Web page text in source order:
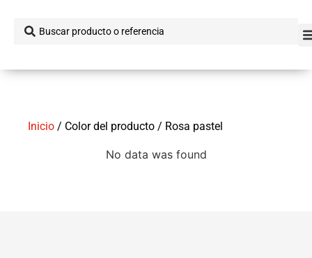
Inicio / Color del producto / Rosa pastel
No data was found